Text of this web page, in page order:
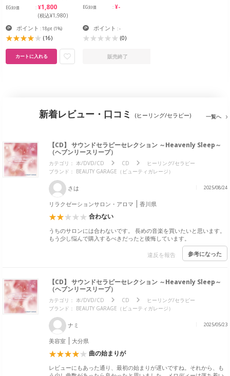
EG卸価 ¥1,800
(税込¥1,980)
ポイント : 18pt (1%)
(16)
カートに入れる
EG卸価 ¥-
ポイント : -
(0)
販売終了
新着レビュー・口コミ (ヒーリング/セラピー) 一覧へ
【CD】 サウンドセラピーセレクション ～Heavenly Sleep～
（ヘブンリースリープ）
カテゴリ： 本/DVD/CD CD
ヒーリング/セラピー
ブランド： BEAUTY GARAGE（ビューティガレージ）
さは 2025/08/24
リラクゼーションサロン・アロマ 香川県
合わない
うちのサロンには合わないです。 長めの音楽を買いたいと思います。
もう少し悩んで購入するべきだったと後悔しています。
違反を報告 参考になった
【CD】 サウンドセラピーセレクション ～Heavenly Sleep～
（ヘブンリースリープ）
カテゴリ： 本/DVD/CD CD
ヒーリング/セラピー
ブランド： BEAUTY GARAGE（ビューティガレージ）
ナミ 2025/05/23
美容室 大分県
曲の始まりが
レビューにもあった通り、最初の始まりが遅いですね。それから、も